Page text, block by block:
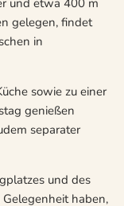
und etwa 400 m
gelegen, findet
in
sowie zu einer
genießen
separater
und des
haben,